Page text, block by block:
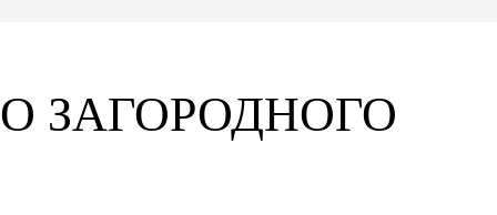
ЗАГОРОДНОГО